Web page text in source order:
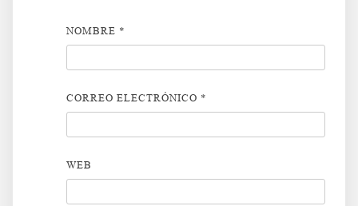
NOMBRE *
CORREO ELECTRÓNICO *
WEB